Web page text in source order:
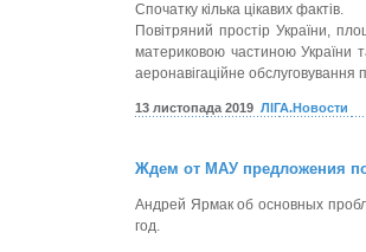
Спочатку кілька цікавих фактів.
Повітряний простір України,
материковою частиною України
аеронавігаційне
13 листопада 2019 ЛІГА.Новости
Ждем от МАУ предложения по
Андрей Ярмак об основных
год.